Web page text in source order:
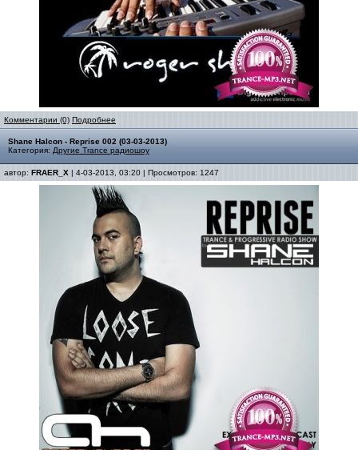
Комментарии (0) Подробнее
Shane Halcon - Reprise 002 (03-03-2013)
Категория: Другие Trance радиошоу
автор: FRAER_X | 4-03-2013, 03:20 | Просмотров: 1247